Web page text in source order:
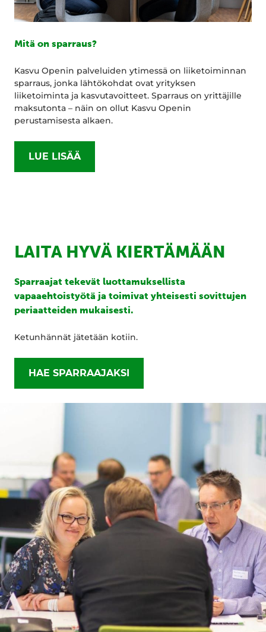
Mitä on sparraus?
Kasvu Openin palveluiden ytimessä on liiketoiminnan
sparraus, jonka lähtökohdat ovat yrityksen
liiketoiminta ja kasvutavoitteet. Sparraus on yrittäjille
maksutonta – näin on ollut Kasvu Openin
perustamisesta alkaen.
LUE LISÄÄ
LAITA HYVÄ KIERTÄMÄÄN
Sparraajat tekevät luottamuksellista
vapaaehtoistyötä ja toimivat yhteisesti sovittujen
periaatteiden mukaisesti.
Ketunhännät jätetään kotiin.
HAE SPARRAAJAKSI